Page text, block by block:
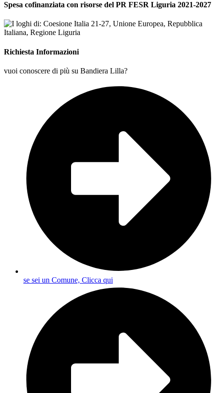
Spesa cofinanziata con risorse del PR FESR Liguria 2021-2027
Richiesta Informazioni
vuoi conoscere di più su Bandiera Lilla?
se sei un Comune, Clicca qui